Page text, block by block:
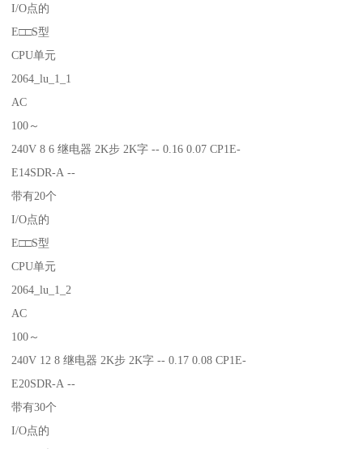
I/O点的
E□□S型
CPU单元
2064_lu_1_1
AC
100～
240V 8 6 继电器 2K步 2K字 -- 0.16 0.07 CP1E-
E14SDR-A --
带有20个
I/O点的
E□□S型
CPU单元
2064_lu_1_2
AC
100～
240V 12 8 继电器 2K步 2K字 -- 0.17 0.08 CP1E-
E20SDR-A --
带有30个
I/O点的